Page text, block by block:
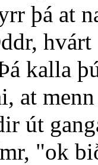
þá at
kalla
at
út
"ok